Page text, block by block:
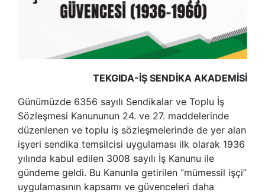
TEKGIDA-İŞ SENDİKA AKADEMİSİ
Günümüzde 6356 sayılı Sendikalar ve Toplu İş
Sözleşmesi Kanununun 24. ve 27. maddelerinde
düzenlenen ve toplu iş sözleşmelerinde de yer alan
işyeri sendika temsilcisi uygulaması ilk olarak 1936
yılında kabul edilen 3008 sayılı İş Kanunu ile
gündeme geldi. Bu Kanunla getirilen “mümessil işçi”
uygulamasının kapsamı ve güvenceleri daha